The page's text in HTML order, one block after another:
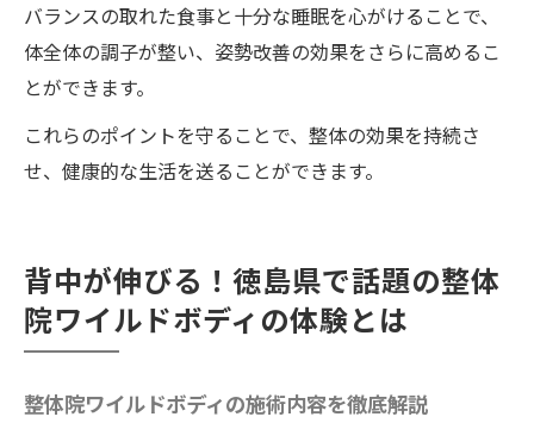
バランスの取れた食事と十分な睡眠を心がけることで、
体全体の調子が整い、姿勢改善の効果をさらに高めるこ
とができます。
これらのポイントを守ることで、整体の効果を持続さ
せ、健康的な生活を送ることができます。
背中が伸びる！徳島県で話題の整体
院ワイルドボディの体験とは
整体院ワイルドボディの施術内容を徹底解説